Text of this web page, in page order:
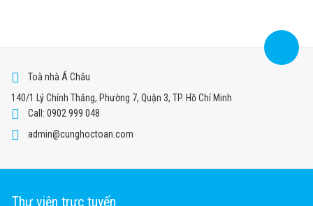
Toà nhà Á Châu
140/1 Lý Chính Thắng, Phường 7, Quận 3, TP. Hồ Chí Minh
Call: 0902 999 048
admin@cunghoctoan.com
Thư viện trực tuyến